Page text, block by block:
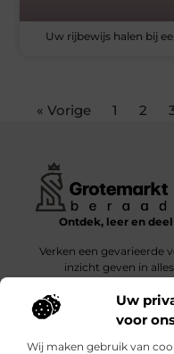
Uw
voor
Wij maken gebruik van
Uw rijbewijs halen bij
« Vorige 1 2
Ontdek, leer en
Verken een gevarieerde
inzicht geven in
Bericht categorie